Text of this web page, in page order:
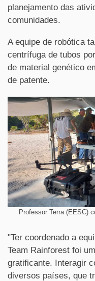
planejamento das
comunidades.
A equipe de robótica
centrífuga de tubos
de material genético
de patente.
Professor Terra (EESC)
"Ter coordenado a
Team Rainforest foi
gratificante. Interagir
diversos países, que